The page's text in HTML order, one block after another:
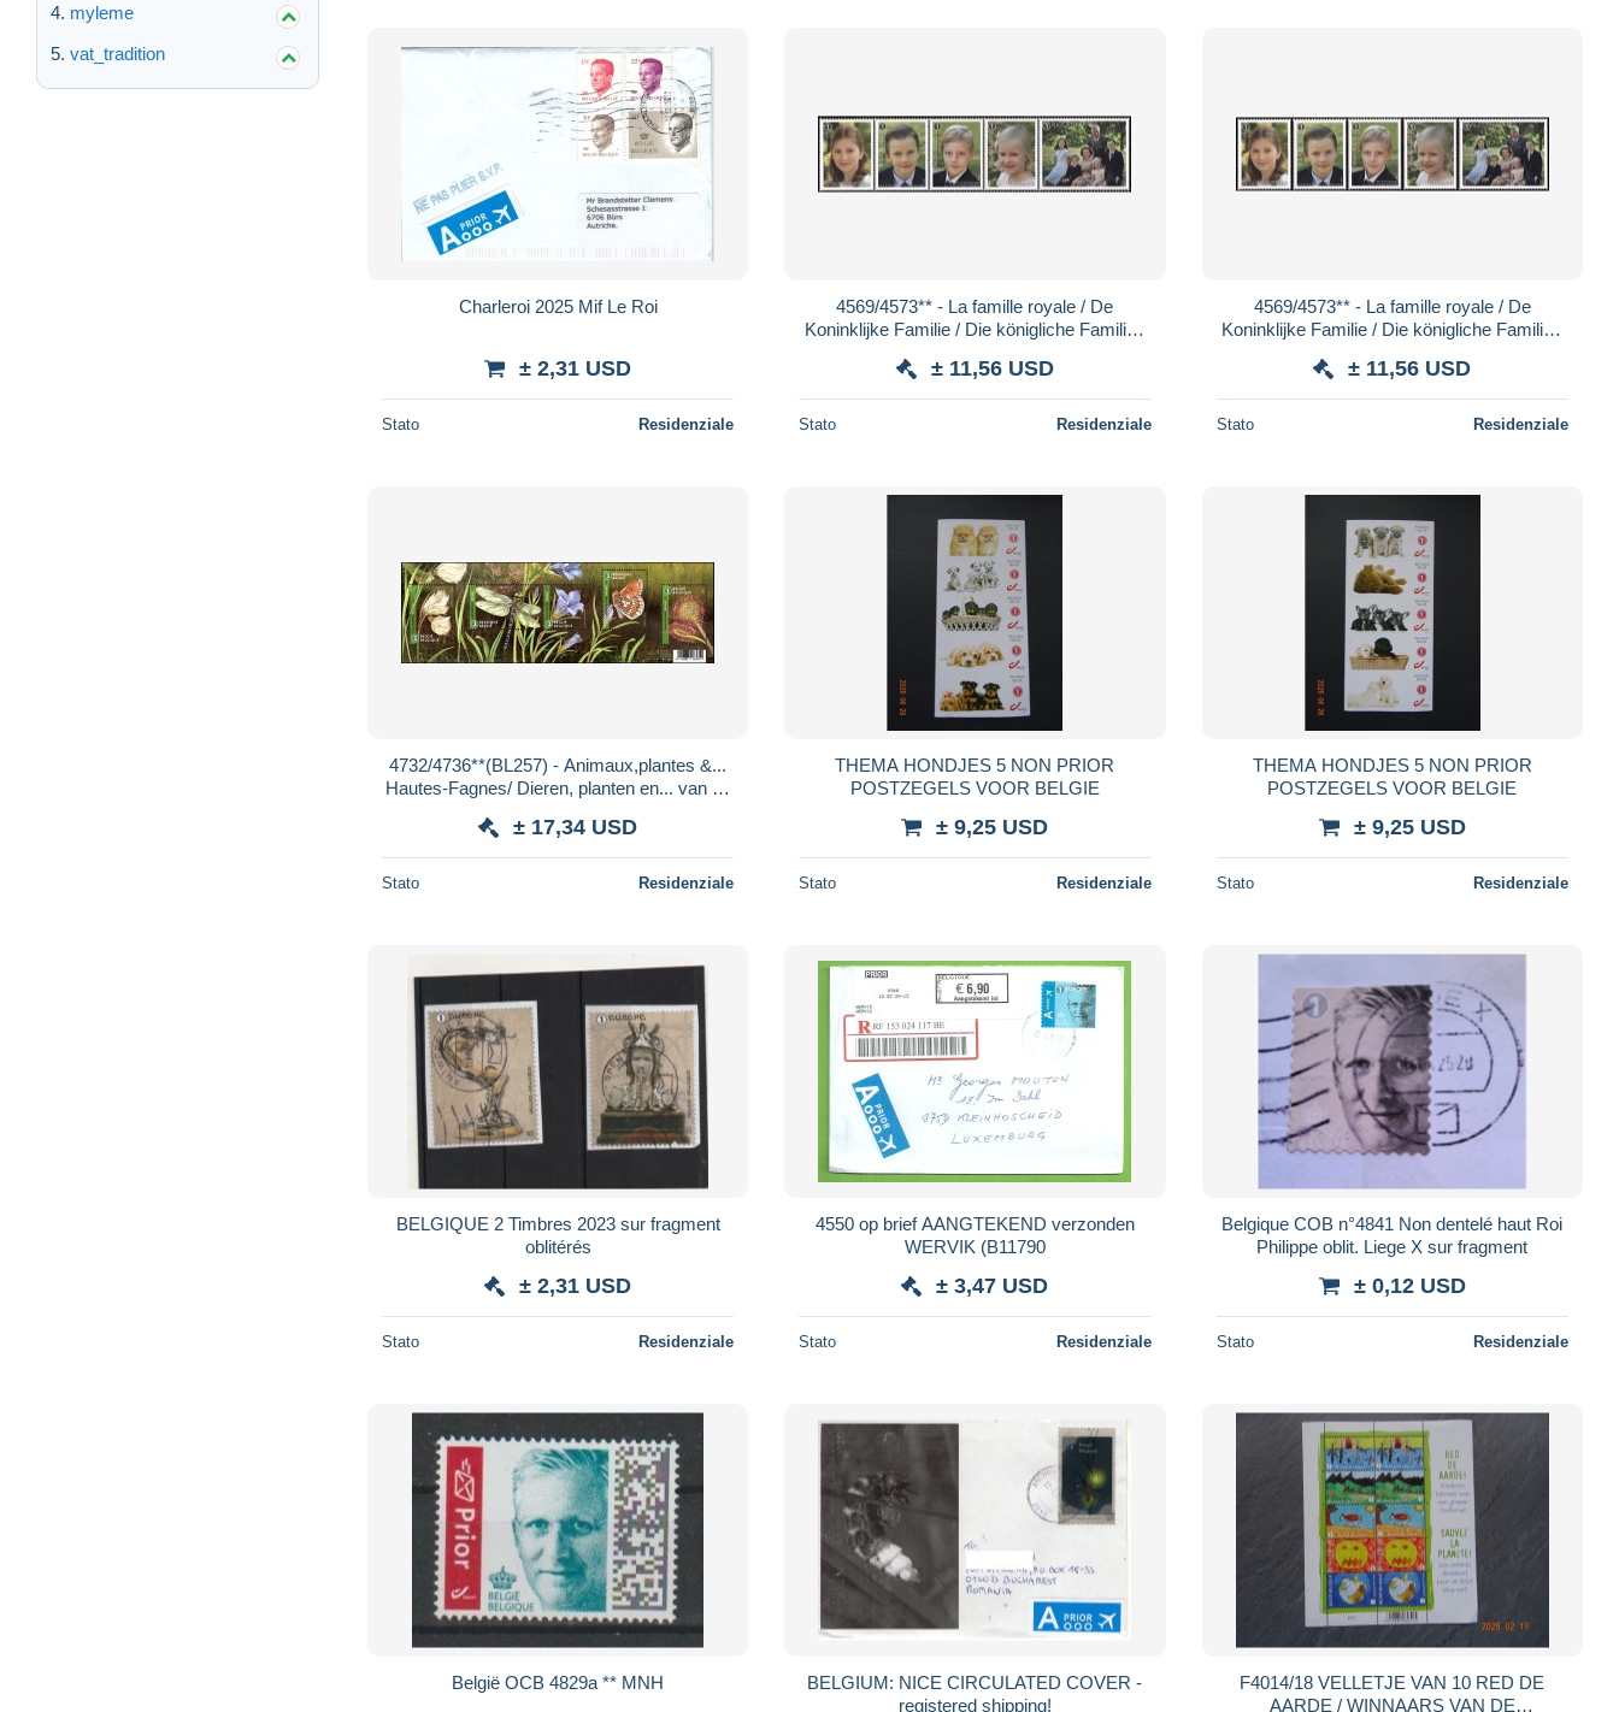
myleme
vat_tradition
Charleroi 2025 Mif Le Roi
± 2,31 USD
Stato Residenziale
4569/4573** - La famille royale / De
Koninklijke Familie / Die königliche Familie /
± 11,56 USD
Stato Residenziale
4569/4573** - La famille royale / De
Koninklijke Familie / Die königliche Familie /
± 11,56 USD
Stato Residenziale
4732/4736**(BL257) - Animaux,plantes &...
Hautes-Fagnes/ Dieren, planten en... van de
± 17,34 USD
Stato Residenziale
THEMA HONDJES 5 NON PRIOR
POSTZEGELS VOOR BELGIE
± 9,25 USD
Stato Residenziale
THEMA HONDJES 5 NON PRIOR
POSTZEGELS VOOR BELGIE
± 9,25 USD
Stato Residenziale
BELGIQUE 2 Timbres 2023 sur fragment
oblitérés
± 2,31 USD
Stato Residenziale
4550 op brief AANGTEKEND verzonden
WERVIK (B11790
± 3,47 USD
Stato Residenziale
Belgique COB n°4841 Non dentelé haut Roi
Philippe oblit. Liege X sur fragment
± 0,12 USD
Stato Residenziale
België OCB 4829a ** MNH
BELGIUM: NICE CIRCULATED COVER -
registered shipping!
F4014/18 VELLETJE VAN 10 RED DE
AARDE / WINNAARS VAN DE